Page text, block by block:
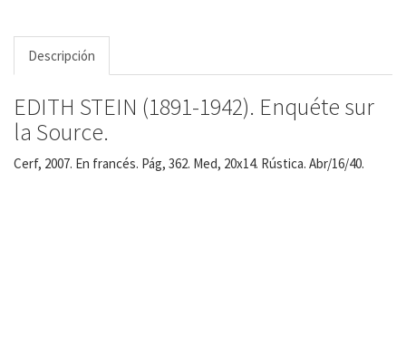
Descripción
EDITH STEIN (1891-1942). Enquéte sur
la Source.
Cerf, 2007. En francés. Pág, 362. Med, 20x14. Rústica. Abr/16/40.